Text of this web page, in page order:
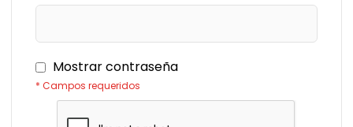
Mostrar contraseña